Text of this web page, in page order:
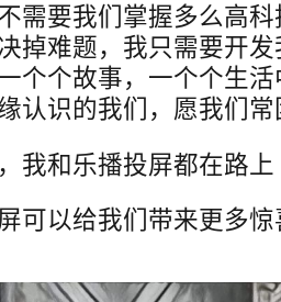
需要我们掌握多么高
掉难题，我只需要开
个个故事，一个个生
认识的我们，愿我们
我和乐播投屏都在路上
可以给我们带来更多